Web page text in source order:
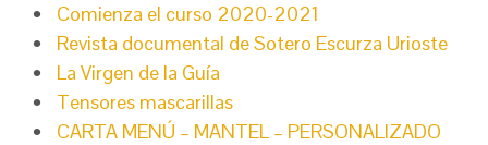
Comienza el curso 2020-2021
Revista documental de Sotero Escurza Urioste
La Virgen de la Guía
Tensores mascarillas
CARTA MENÚ – MANTEL – PERSONALIZADO